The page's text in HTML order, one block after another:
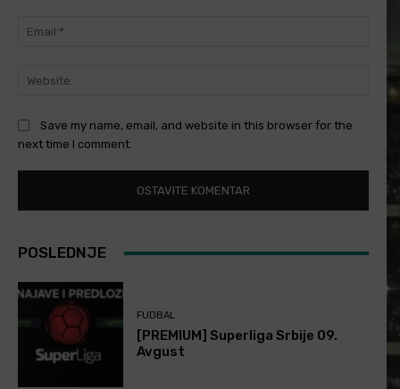
Save my name, email, and website in this browser for the
next time I comment.
POSLEDNJE
FUDBAL
[PREMIUM] Superliga Srbije 09.
Avgust